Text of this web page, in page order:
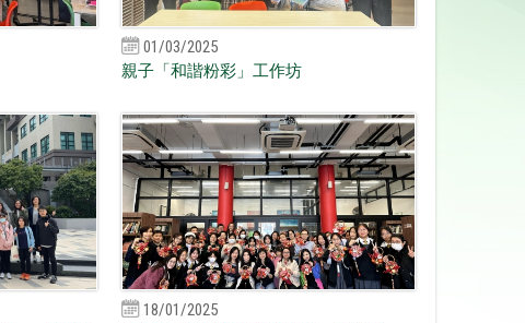
01/03/2025
親子「和諧粉彩」工作坊
18/01/2025